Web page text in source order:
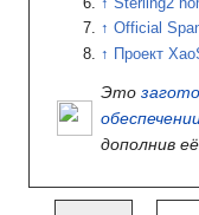
Sterling2
Official
Проект
Это
дополнив её.